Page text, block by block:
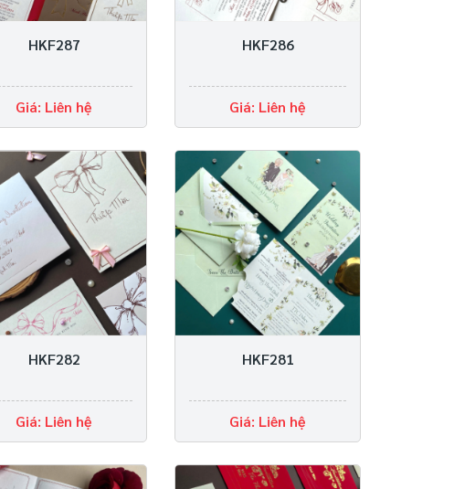
HKF287
Giá: Liên hệ
HKF286
Giá: Liên hệ
HKF282
Giá: Liên hệ
HKF281
Giá: Liên hệ